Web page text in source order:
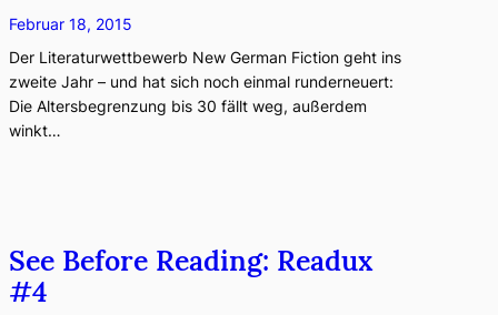
Februar 18, 2015
Der Literaturwettbewerb New German Fiction geht ins
zweite Jahr – und hat sich noch einmal runderneuert:
Die Altersbegrenzung bis 30 fällt weg, außerdem
winkt…
See Before Reading: Readux
#4